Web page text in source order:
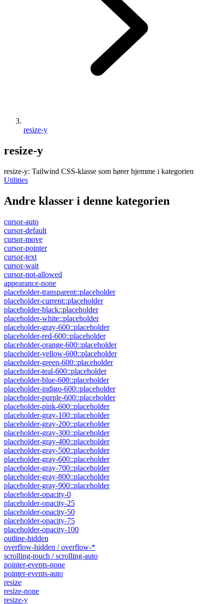
resize-y
resize-y
resize-y: Tailwind CSS-klasse som hører hjemme i kategorien
Utilities
Andre klasser i denne kategorien
cursor-auto
cursor-default
cursor-move
cursor-pointer
cursor-text
cursor-wait
cursor-not-allowed
appearance-none
placeholder-transparent::placeholder
placeholder-current::placeholder
placeholder-black::placeholder
placeholder-white::placeholder
placeholder-gray-600::placeholder
placeholder-red-600::placeholder
placeholder-orange-600::placeholder
placeholder-yellow-600::placeholder
placeholder-green-600::placeholder
placeholder-teal-600::placeholder
placeholder-blue-600::placeholder
placeholder-indigo-600::placeholder
placeholder-purple-600::placeholder
placeholder-pink-600::placeholder
placeholder-gray-100::placeholder
placeholder-gray-200::placeholder
placeholder-gray-300::placeholder
placeholder-gray-400::placeholder
placeholder-gray-500::placeholder
placeholder-gray-600::placeholder
placeholder-gray-700::placeholder
placeholder-gray-800::placeholder
placeholder-gray-900::placeholder
placeholder-opacity-0
placeholder-opacity-25
placeholder-opacity-50
placeholder-opacity-75
placeholder-opacity-100
outline-hidden
overflow-hidden / overflow-*
scrolling-touch / scrolling-auto
pointer-events-none
pointer-events-auto
resize
resize-none
resize-y